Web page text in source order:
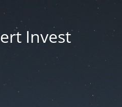
Invest